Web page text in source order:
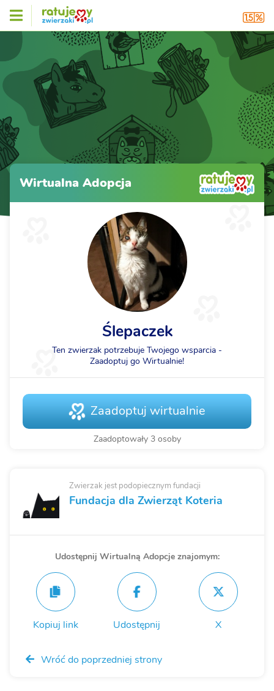
Wirtualna Adopcja
Ślepaczek
Ten zwierzak potrzebuje Twojego wsparcia -
Zaadoptuj go Wirtualnie!
Zaadoptuj wirtualnie
Zaadoptowały 3 osoby
Zwierzak jest podopiecznym fundacji
Fundacja dla Zwierząt Koteria
Udostępnij Wirtualną Adopcje znajomym:
Kopiuj link Udostępnij X
Wróć do poprzedniej strony